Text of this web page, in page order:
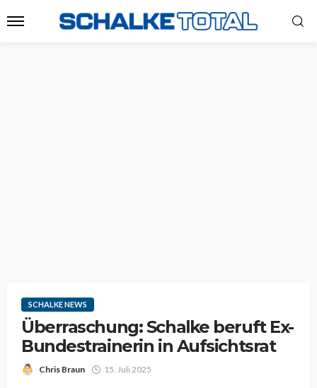
SCHALKE NEWS
Überraschung: Schalke beruft Ex-
Bundestrainerin in Aufsichtsrat
Chris Braun 15. Juli 2025